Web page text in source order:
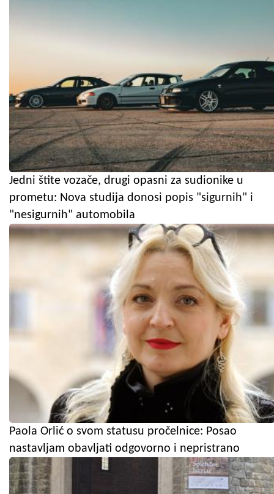
Jedni štite vozače, drugi opasni za sudionike u
prometu: Nova studija donosi popis "sigurnih" i
"nesigurnih" automobila
Paola Orlić o svom statusu pročelnice: Posao
nastavljam obavljati odgovorno i nepristrano